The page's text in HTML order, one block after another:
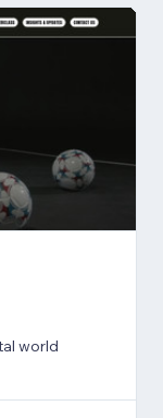
world